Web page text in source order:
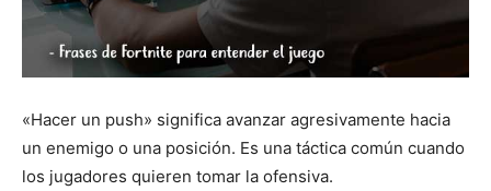
«Hacer un push» significa avanzar agresivamente hacia
un enemigo o una posición. Es una táctica común cuando
los jugadores quieren tomar la ofensiva.